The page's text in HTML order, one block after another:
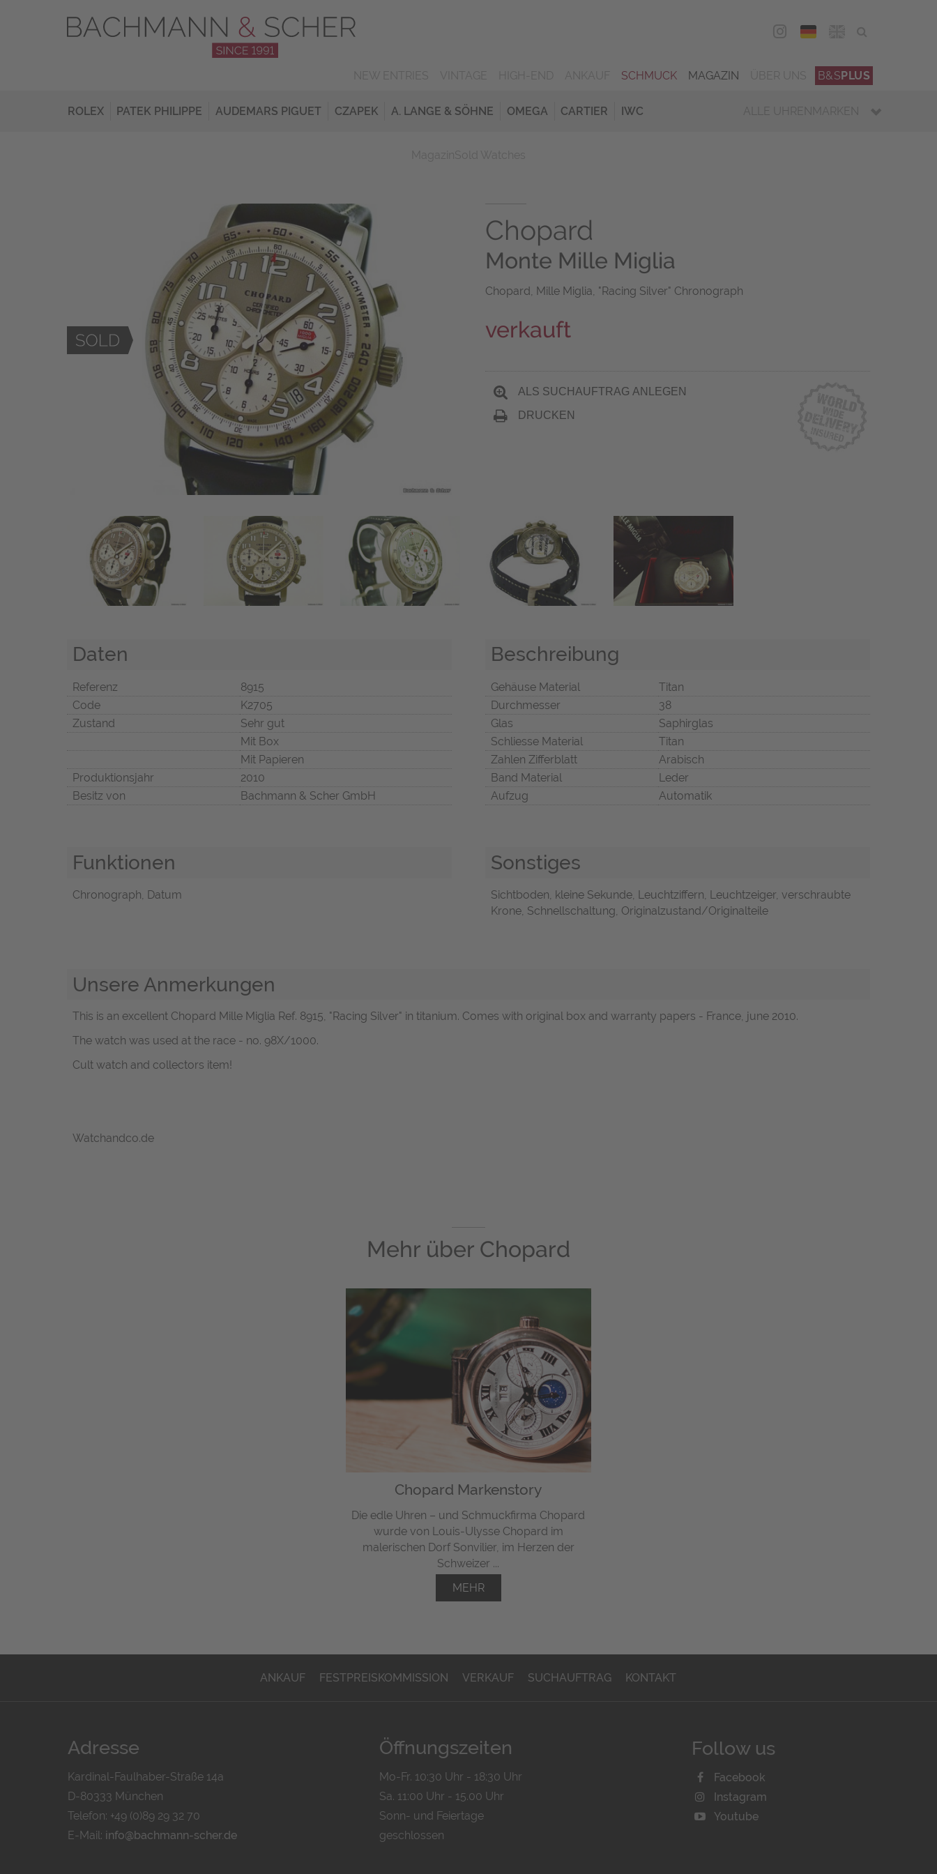
DEU
SCHMUCK MAGAZIN B&SPLUS
ROLEX PATEK PHILIPPE AUDEMARS PIGUET CZAPEK A. LANGE & SÖHNE OMEGA CARTIER IWC ALLE UHRENMARKEN
Chopard
Monte Mille Miglia
Chopard, Mille Miglia, "Racing Silver" Chronograph
verkauft
ALS SUCHAUFTRAG ANLEGEN
DRUCKEN
Daten
Referenz
8915
Code
K2705
Zustand
Sehr gut
Mit Box
Mit Papieren
Produktionsjahr
2010
Besitz von
Bachmann & Scher GmbH
Beschreibung
Gehäuse Material
Titan
Durchmesser
38
Glas
Saphirglas
Schliesse Material
Titan
Zahlen Zifferblatt
Arabisch
Band Material
Leder
Aufzug
Automatik
Funktionen
Chronograph, Datum
Sonstiges
Sichtboden, kleine Sekunde, Leuchtziffern, Leuchtzeiger, verschraubte
Krone, Schnellschaltung, Originalzustand/Originalteile
Unsere Anmerkungen
This is an excellent Chopard Mille Miglia Ref. 8915, "Racing Silver" in titanium. Comes with original box and warranty papers - France, june 2010.
The watch was used at the race - no. 98X/1000.
Cult watch and collectors item!
Watchandco.de
Mehr über Chopard
Chopard Markenstory
Die edle Uhren – und Schmuckfirma Chopard
wurde von Louis-Ulysse Chopard im
malerischen Dorf Sonvilier, im Herzen der
Schweizer ...
MEHR
ANKAUF FESTPREISKOMMISSION VERKAUF SUCHAUFTRAG KONTAKT
Adresse
Kardinal-Faulhaber-Straße 14a
D-80333 München
Telefon: +49 (0)89 29 32 70
E-Mail: info@bachmann-scher.de
Öffnungszeiten
Mo-Fr. 10:30 Uhr - 18:30 Uhr
Sa. 11:00 Uhr - 15.00 Uhr
Sonn- und Feiertage
geschlossen
Follow us
Facebook
Instagram
Youtube